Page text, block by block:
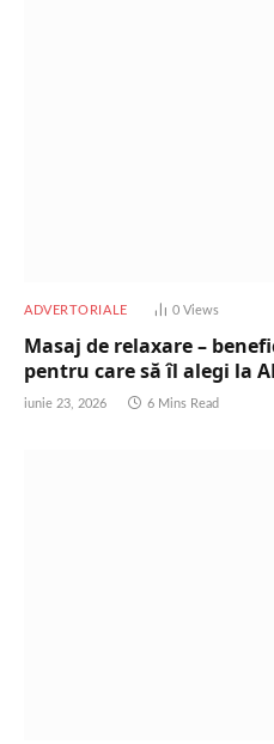
ADVERTORIALE 0 Views
Masaj de relaxare –
pentru care să îl alegi la
iunie 23, 2026 6 Mins Read